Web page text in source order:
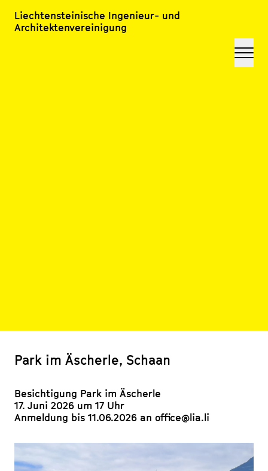
Liechtensteinische Ingenieur- und
Architektenvereinigung
Park im Äscherle, Schaan
Besichtigung Park im Äscherle
17. Juni 2026 um 17 Uhr
Anmeldung bis 11.06.2026 an office@lia.li